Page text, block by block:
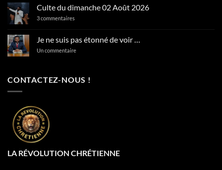
Psaumes
127:2
En
levez-
vous
matin
Culte du dimanche 02 Août 2026
3 commentaires
dimanche
02
Août
Je ne suis pas étonné de voir …
Un commentairesur
étonné
CONTACTEZ-NOUS !
LA RÉVOLUTION CHRÉTIENNE